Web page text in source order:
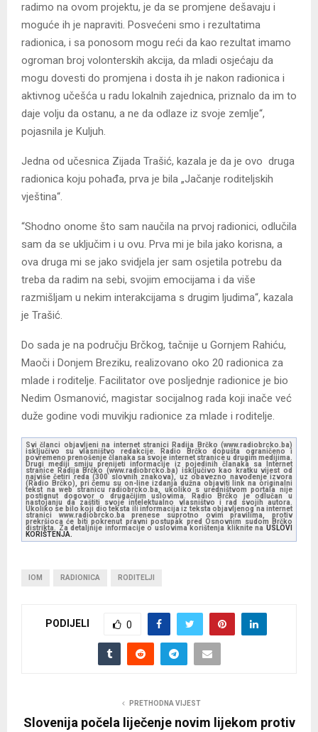
radimo na ovom projektu, je da se promjene dešavaju i
moguće ih je napraviti. Posvećeni smo i rezultatima
radionica, i sa ponosom mogu reći da kao rezultat imamo
ogroman broj volonterskih akcija, da mladi osjećaju da
mogu dovesti do promjena i dosta ih je nakon radionica i
aktivnog učešća u radu lokalnih zajednica, priznalo da im to
daje volju da ostanu, a ne da odlaze iz svoje zemlje“,
pojasnila je Kuljuh.
Jedna od učesnica Zijada Trašić, kazala je da je ovo druga
radionica koju pohađa, prva je bila „Jačanje roditeljskih
vještina“.
“Shodno onome što sam naučila na prvoj radionici, odlučila
sam da se uključim i u ovu. Prva mi je bila jako korisna, a
ova druga mi se jako svidjela jer sam osjetila potrebu da
treba da radim na sebi, svojim emocijama i da više
razmišljam u nekim interakcijama s drugim ljudima“, kazala
je Trašić.
Do sada je na području Brčkog, tačnije u Gornjem Rahiću,
Maoči i Donjem Breziku, realizovano oko 20 radionica za
mlade i roditelje. Facilitator ove posljednje radionice je bio
Nedim Osmanović, magistar socijalnog rada koji inače već
duže godine vodi muvikju radionice za mlade i roditelje.
Svi članci objavljeni na internet stranici Radija Brčko (www.radiobrcko.ba)
isključivo su vlasništvo redakcije. Radio Brčko dopušta ograničeno i
povremeno prenošenje članaka sa svoje internet stranice u drugim medijima.
Drugi mediji smiju prenijeti informacije iz pojedinih članaka sa Internet
stranice Radija Brčko (www.radiobrcko.ba) isključivo kao kratku vijest od
najviše četiri reda (300 slovnih znakova), uz obavezno navođenje izvora
(Radio Brčko), pri čemu su on-line izdanja dužna objaviti link na originalni
tekst na web stranicu radiobrcko.ba, ukoliko s uredništvom portala nije
postignut dogovor o drugačijim uslovima. Radio Brčko je odlučan u
nastojanju da zaštiti svoje intelektualno vlasništvo i rad svojih autora.
Ukoliko se bilo koji dio teksta ili informacija iz teksta objavljenog na internet
stranici www.radiobrcko.ba prenese suprotno ovim pravilima, protiv
prekršioca će biti pokrenut pravni postupak pred Osnovnim sudom Brčko
distrikta. Za detaljnije informacije o uslovima korištenja kliknite na USLOVI
KORIŠTENJA.
IOM RADIONICA RODITELJI
PODIJELI 0
PRETHODNA VIJEST
Slovenija počela liječenje novim lijekom protiv